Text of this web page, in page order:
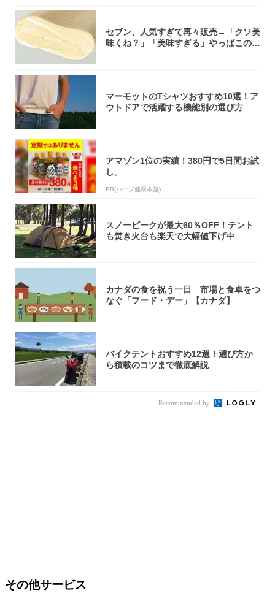
セブン、人気すぎて再々販売→「クソ美
味くね？」「美味すぎる」やっぱこのク
マーモットのTシャツおすすめ10選！ア
ウトドアで活躍する機能別の選び方
アマゾン1位の実績！380円で5日間お試
し。
PR(ハーブ健康本舗)
スノーピークが最大60％OFF！テント
も焚き火台も楽天で大幅値下げ中
カナダの食を祝う一日 市場と食卓をつ
なぐ「フード・デー」【カナダ】
バイクテントおすすめ12選！選び方か
ら積載のコツまで徹底解説
Recommended by
その他サービス